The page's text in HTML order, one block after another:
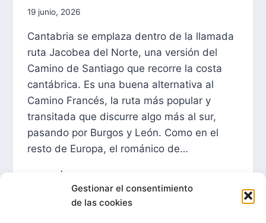
Gestionar el consentimiento
de las cookies
Por
19 junio, 2026
Cantabria se emplaza dentro de la llamada
ruta Jacobea del Norte, una versión del
Camino de Santiago que recorre la costa
cantábrica. Es una buena alternativa al
Camino Francés, la ruta más popular y
transitada que discurre algo más al sur,
pasando por Burgos y León. Como en el
resto de Europa, el románico de…
LEER MÁS
A
CANTABRIA